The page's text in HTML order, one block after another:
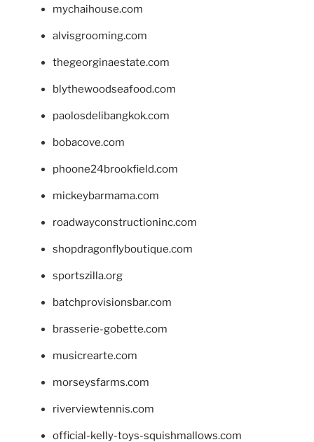
mychaihouse.com
alvisgrooming.com
thegeorginaestate.com
blythewoodseafood.com
paolosdelibangkok.com
bobacove.com
phoone24brookfield.com
mickeybarmama.com
roadwayconstructioninc.com
shopdragonflyboutique.com
sportszilla.org
batchprovisionsbar.com
brasserie-gobette.com
musicrearte.com
morseysfarms.com
riverviewtennis.com
official-kelly-toys-squishmallows.com